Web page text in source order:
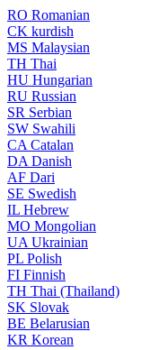
RO Romanian
CK kurdish
MS Malaysian
TH Thai
HU Hungarian
RU Russian
SR Serbian
SW Swahili
CA Catalan
DA Danish
AF Dari
SE Swedish
IL Hebrew
MO Mongolian
UA Ukrainian
PL Polish
FI Finnish
TH Thai (Thailand)
SK Slovak
BE Belarusian
KR Korean